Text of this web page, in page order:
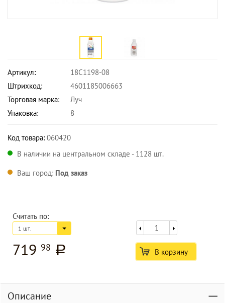
Артикул:
18С1198-08
Штрихкод:
4601185006663
Торговая марка:
Луч
Упаковка:
8
Код товара: 060420
В наличии на центральном складе - 1128 шт.
Ваш город: Под заказ
Считать по:
1 шт.
719 98 a В корзину
Описание